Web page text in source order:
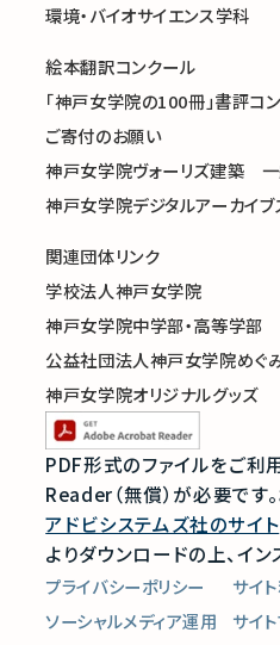
環境・バイオサイエンス学科
絵本翻訳コンクール
「神戸女学院の100冊」書評コ
ご寄付のお願い
神戸女学院ヴォーリズ建築
神戸女学院デジタルアーカイブ
関連団体リンク
学校法人神戸女学院
神戸女学院中学部・高等学部
公益社団法人神戸女学院めぐ
神戸女学院オリジナルグッズ
PDF形式のファイルをご利
Reader（無償）が必要です。
アドビシステムズ社のサイト
よりダウンロードの上、イン
プライバシーポリシー
サイ
ソーシャルメディア運用
サイ